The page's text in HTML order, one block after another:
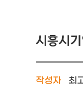
시흥시
작성자 최